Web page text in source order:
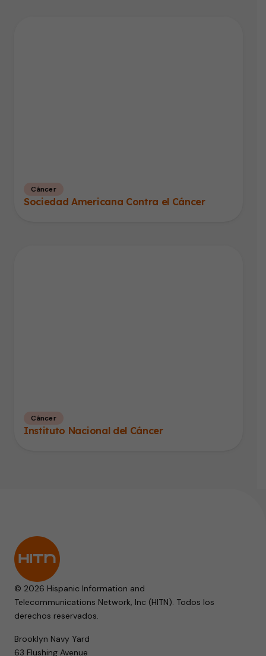
Cáncer
Sociedad Americana Contra el Cáncer
Cáncer
Instituto Nacional del Cáncer
© 2026 Hispanic Information and
Telecommunications Network, Inc (HITN). Todos los
derechos reservados.
Brooklyn Navy Yard
63 Flushing Avenue